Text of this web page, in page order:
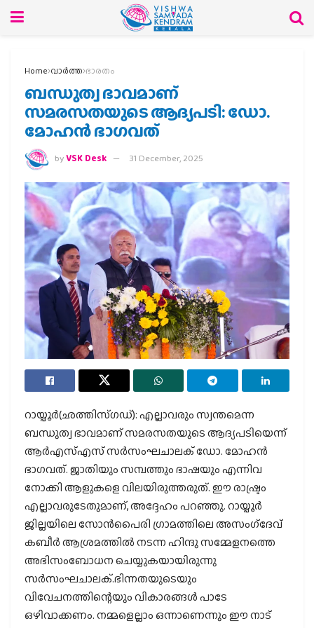
Home വാര്‍ത്ത ഭാരതം
ബന്ധുത്വ ഭാവമാണ്
സമരസതയുടെ ആദ്യപടി: ഡോ.
മോഹന്‍ ഭാഗവത്
byVSK Desk 31 December, 2025
റായ്പൂര്‍(ഛത്തിസ്ഗഡ്): എല്ലാവരും സ്വന്തമെന്ന
ബന്ധുത്വ ഭാവമാണ് സമരസതയുടെ ആദ്യപടിയെന്ന്
ആര്‍എസ്എസ് സര്‍സംഘചാലക് ഡോ. മോഹന്‍
ഭാഗവത്. ജാതിയും സമ്പത്തും ഭാഷയും എന്നിവ
നോക്കി ആളുകളെ വിലയിരുത്തരുത്. ഈ രാഷ്ട്രം
എല്ലാവരുടേതുമാണ്, അദ്ദേഹം പറഞ്ഞു. റായ്പൂര്‍
ജില്ലയിലെ സോന്‍പൈരി ഗ്രാമത്തിലെ അസംഗ്‌ദേവ്
കബീര്‍ ആശ്രമത്തില്‍ നടന്ന ഹിന്ദു സമ്മേളനത്തെ
അഭിസംബോധന ചെയ്യുകയായിരുന്നു
സര്‍സംഘചാലക്.ഭിന്നതയുടെയും
വിവേചനത്തിന്റെയും വികാരങ്ങള്‍ പാടേ
ഒഴിവാക്കണം. നമ്മളെല്ലാം ഒന്നാണെന്നും ഈ നാട്